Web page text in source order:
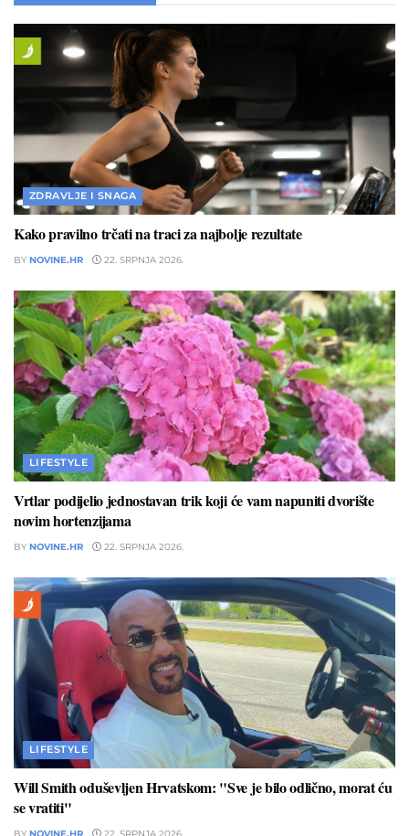
ZDRAVLJE I SNAGA
Kako pravilno trčati na traci za najbolje rezultate
BY NOVINE.HR 22. SRPNJA 2026.
LIFESTYLE
Vrtlar podijelio jednostavan trik koji će vam napuniti dvorište
novim hortenzijama
BY NOVINE.HR 22. SRPNJA 2026.
LIFESTYLE
Will Smith oduševljen Hrvatskom: "Sve je bilo odlično, morat ću
se vratiti"